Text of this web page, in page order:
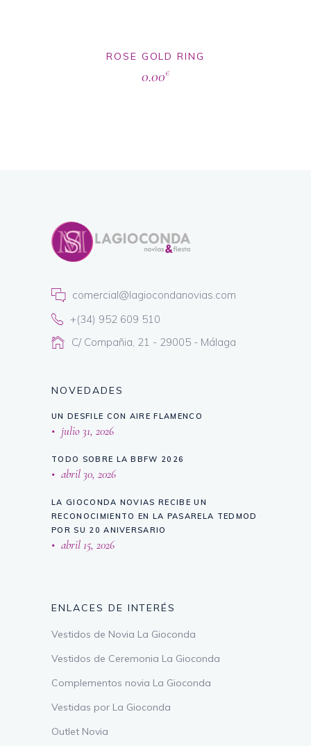
ROSE GOLD RING
0.00€
comercial@lagiocondanovias.com
+(34) 952 609 510
C/ Compañia, 21 - 29005 - Málaga
NOVEDADES
UN DESFILE CON AIRE FLAMENCO
julio 31, 2026
TODO SOBRE LA BBFW 2026
abril 30, 2026
LA GIOCONDA NOVIAS RECIBE UN
RECONOCIMIENTO EN LA PASARELA TEDMOD
POR SU 20 ANIVERSARIO
abril 15, 2026
ENLACES DE INTERÉS
Vestidos de Novia La Gioconda
Vestidos de Ceremonia La Gioconda
Complementos novia La Gioconda
Vestidas por La Gioconda
Outlet Novia